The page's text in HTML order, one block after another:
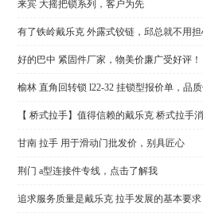
来宾 大摇把锁系列，客户为先
有了铁岭戴乐克 外露式铰链，邱总就不用
好的巴中 紧固件厂家，物美价廉广受好评！
榆林 直角回转锁 l22-32 挂锁型报价单，品
【 桥式拉手】值得信赖的戴乐克 桥式拉手
甘南 拉手 用于滑动门批发价，别具匠心
荆门 a型连接件专线，点击了解我
追求服务质量是戴乐克 拉手发展的基本要求